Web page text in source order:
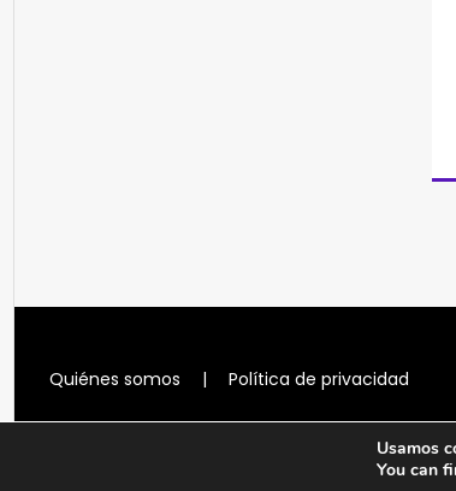
Quiénes somos | Política de privacidad
Usamos
You can